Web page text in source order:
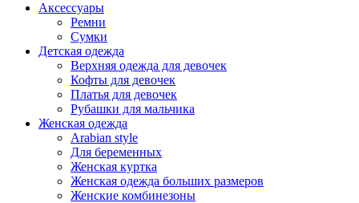
Аксессуары
Ремни
Сумки
Детская одежда
Верхняя одежда для девочек
Кофты для девочек
Платья для девочек
Рубашки для мальчика
Женская одежда
Arabian style
Для беременных
Женская куртка
Женская одежда больших размеров
Женские комбинезоны